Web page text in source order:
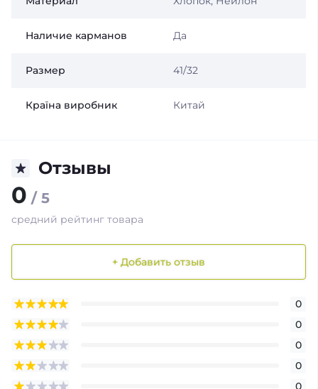
Наличие карманов Да
Размер 41/32
Країна виробник Китай
Отзывы
0 / 5
средний рейтинг товара
+ Добавить отзыв
0
0
0
0
0